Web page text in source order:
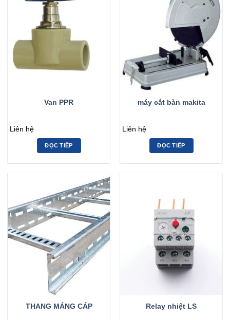
Van PPR
Liên hệ
ĐỌC TIẾP
máy cắt bàn makita
Liên hệ
ĐỌC TIẾP
THANG MÁNG CÁP Relay nhiệt LS